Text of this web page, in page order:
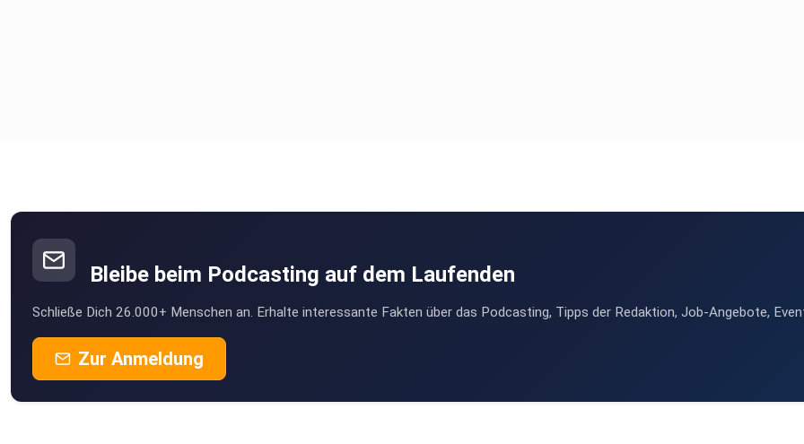
Bleibe beim Podcasting auf dem Laufenden
Schließe Dich 26.000+ Menschen an. Erhalte interessante Fakten über das Podcasting, Tipps der Redaktion, Job-Angebote,
Zur Anmeldung